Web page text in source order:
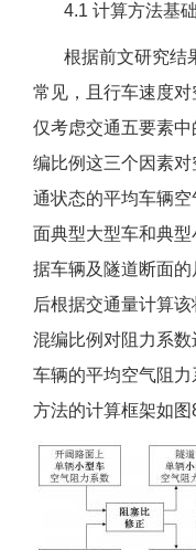
4.1 计算方法基
根据前文研究结
常见，且行车速度
仅考虑交通五要素
编比例这三个因素
通状态的平均车辆
面典型大型车和典
据车辆及隧道断面
后根据交通量计算
混编比例对阻力系
车辆的平均空气阻
方法的计算框架如图